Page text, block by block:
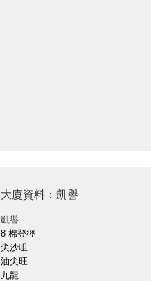
大廈資料：凱譽
凱譽
8 棉登徑
尖沙咀
油尖旺
九龍